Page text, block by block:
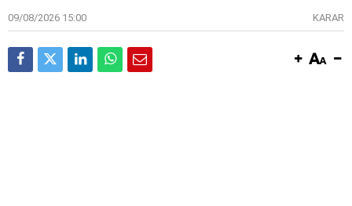
09/08/2026 15:00 KARAR